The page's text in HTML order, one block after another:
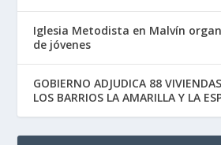
Iglesia Metodista en Malvín
de jóvenes
GOBIERNO ADJUDICA 88
LOS BARRIOS LA AMARILLA Y LA